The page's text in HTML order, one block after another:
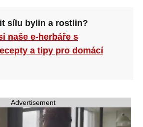
sílu bylin a rostlin?
naše e-herbáře s
a tipy pro domácí
Advertisement